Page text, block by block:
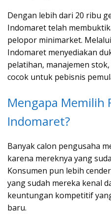
Dengan lebih dari 20 ribu
Indomaret telah
pelopor minimarket.
Indomaret menyediakan
pelatihan, manajemen
cocok untuk pebisnis
Mengapa Memilih
Indomaret?
Banyak calon pengusaha
karena mereknya yang
Konsumen pun lebih
yang sudah mereka kenal
keuntungan kompetitif
baru.